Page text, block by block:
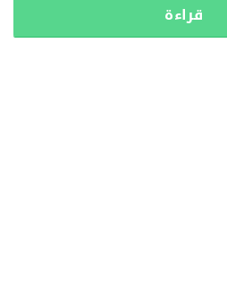
قراءة